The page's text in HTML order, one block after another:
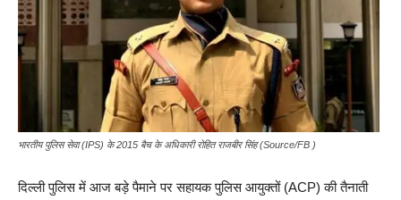
भारतीय पुलिस सेवा (IPS) के 2015 बैच के अधिकारी रोहित राजबीर सिंह (Source/FB )
दिल्ली पुलिस में आज बड़े पैमाने पर सहायक पुलिस आयुक्तों (ACP) की तैनाती